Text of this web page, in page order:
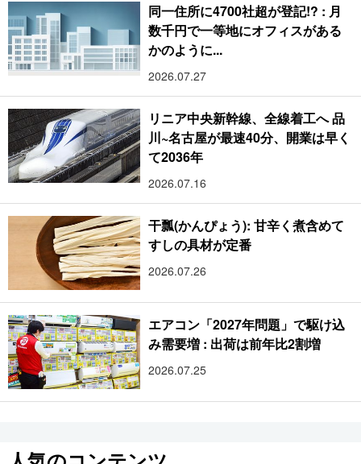
同一住所に4700社超が登記!? : 月
数千円で一等地にオフィスがある
かのように...
2026.07.27
リニア中央新幹線、全線着工へ 品
川~名古屋が最速40分、開業は早く
て2036年
2026.07.16
干瓢(かんぴょう): 甘辛く煮含めて
すしの具材が定番
2026.07.26
エアコン「2027年問題」で駆け込
み需要増 : 出荷は前年比2割増
2026.07.25